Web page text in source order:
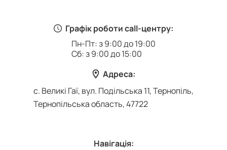
Графік роботи call-центру:
Пн-Пт: з 9:00 до 19:00
Сб: з 9:00 до 15:00
Адреса:
с. Великі Гаї, вул. Подільська 11, Тернопіль,
Тернопільська область, 47722
Навігація: